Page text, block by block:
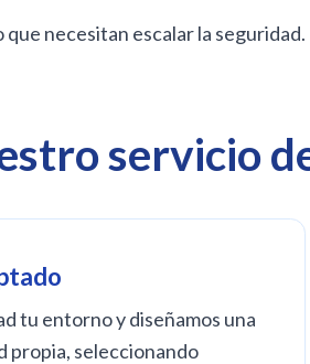
necesitan escalar la seguridad.
servicio
tu entorno y diseñamos una
propia, seleccionando